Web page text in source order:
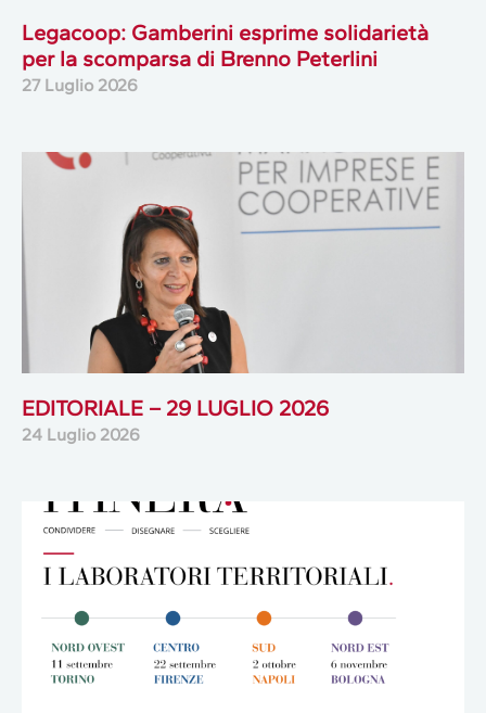
Legacoop: Gamberini esprime solidarietà
per la scomparsa di Brenno Peterlini
27 Luglio 2026
EDITORIALE – 29 LUGLIO 2026
24 Luglio 2026